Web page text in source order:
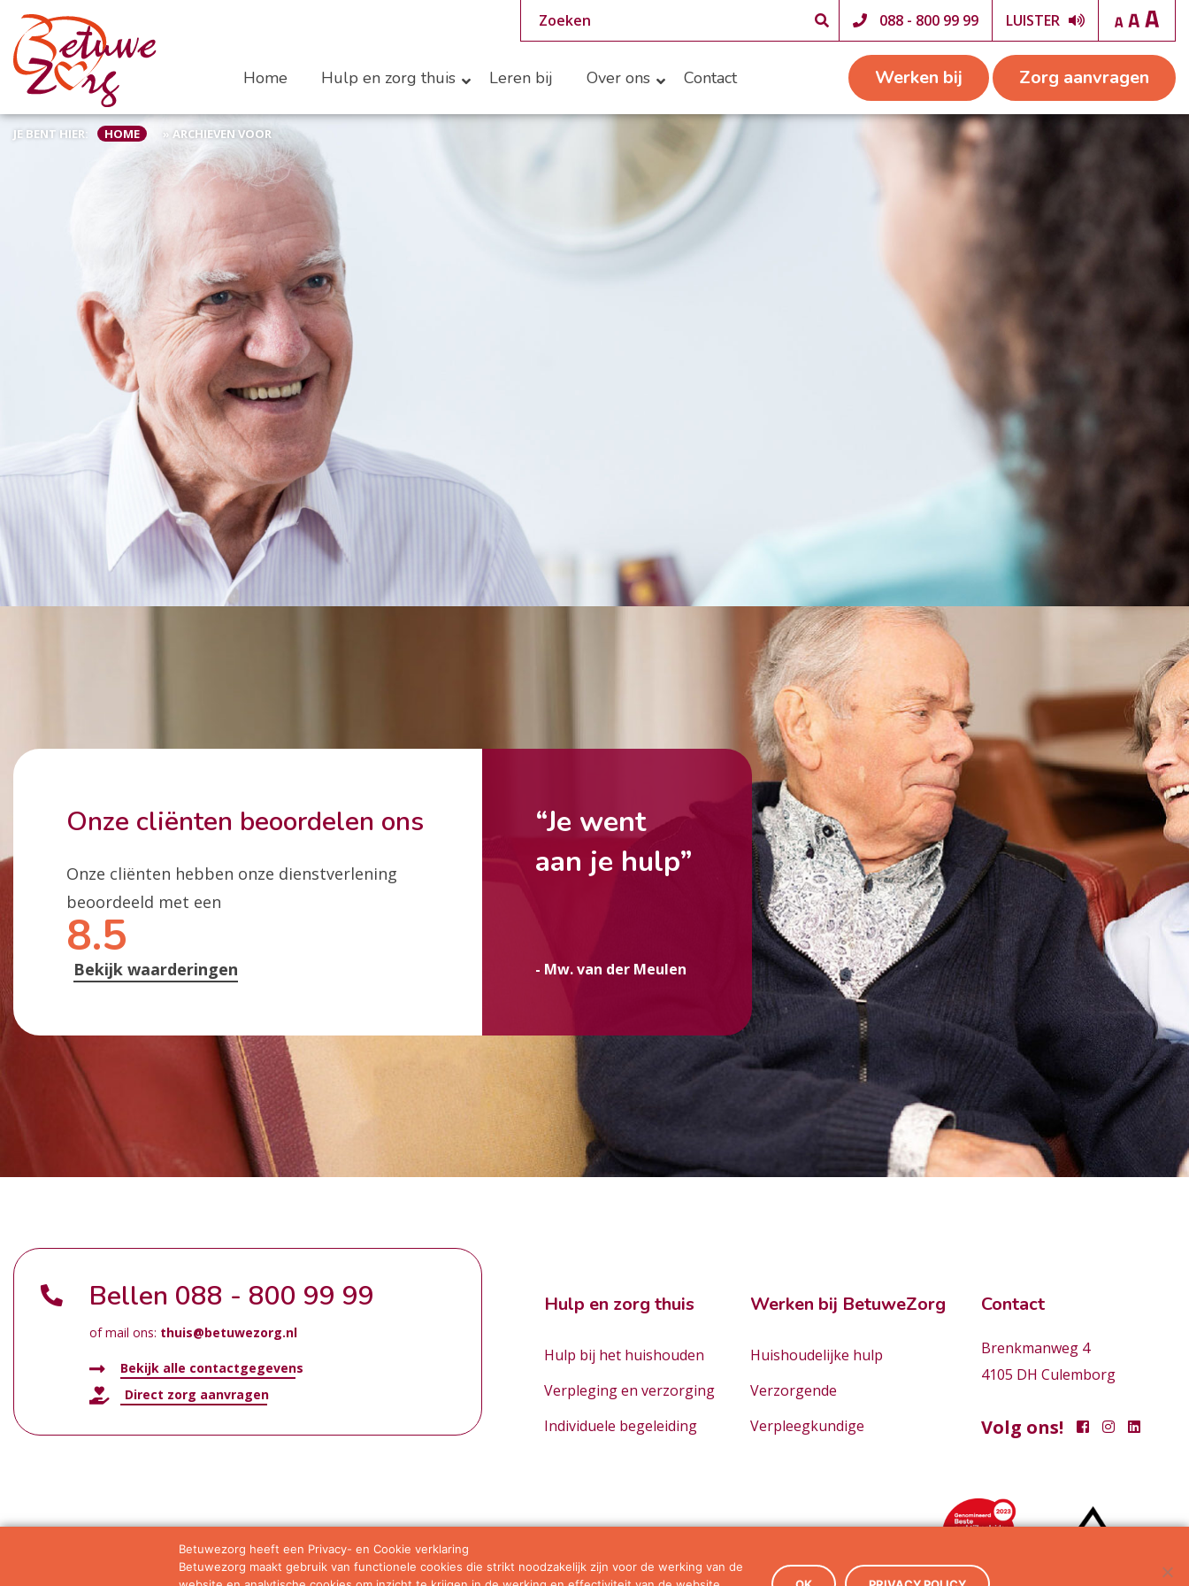
088 - 800 99 99 LUISTER
Home Hulp en zorg thuis Leren bij Over ons Contact Werken bij Zorg aanvragen
JE BENT HIER: HOME » ARCHIEVEN VOOR
Onze cliënten beoordelen ons
Onze cliënten hebben onze dienstverlening
beoordeeld met een
8.5
Bekijk waarderingen
“Je went
aan je hulp”
- Mw. van der Meulen
Bellen 088 - 800 99 99
of mail ons: thuis@betuwezorg.nl
Bekijk alle contactgegevens
Direct zorg aanvragen
Hulp en zorg thuis
Hulp bij het huishouden
Verpleging en verzorging
Individuele begeleiding
Werken bij BetuweZorg
Huishoudelijke hulp
Verzorgende
Verpleegkundige
Contact
Brenkmanweg 4
4105 DH Culemborg
Volg ons!
Privacy statement Algemene voorwaarden
Betuwezorg heeft een Privacy- en Cookie verklaring
Betuwezorg maakt gebruik van functionele cookies die strikt noodzakelijk zijn voor de werking van de